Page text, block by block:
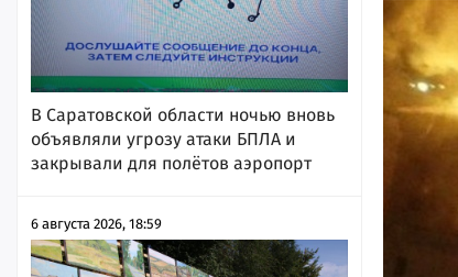
В Саратовской области ночью вновь
объявляли угрозу атаки БПЛА и
закрывали для полётов аэропорт
6 августа 2026, 18:59